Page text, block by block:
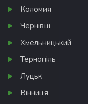
Коломия
Чернівці
Хмельницький
Тернопіль
Луцьк
Вінниця